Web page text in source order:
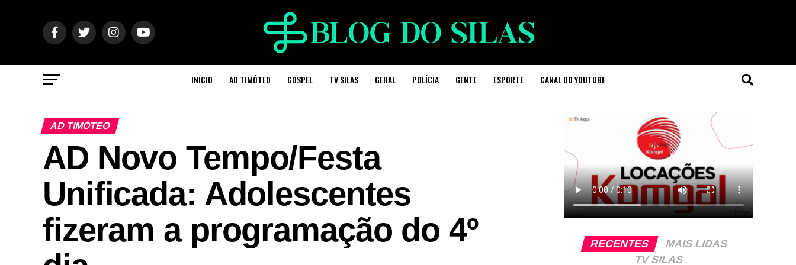
INÍCIO AD TIMÓTEO GOSPEL TV SILAS GERAL POLÍCIA GENTE ESPORTE CANAL DO YOUTUBE
AD TIMÓTEO
AD Novo Tempo/Festa
Unificada: Adolescentes
fizeram a programação do 4º
RECENTES
MAIS LIDAS
TV SILAS